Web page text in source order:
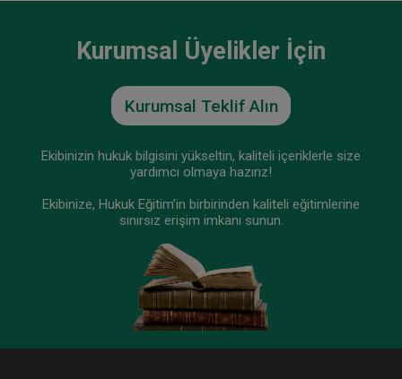
Kurumsal Üyelikler İçin
Kurumsal Teklif Alın
Ekibinizin hukuk bilgisini yükseltin, kaliteli içeriklerle size
yardımcı olmaya hazırız!
Ekibinize, Hukuk Eğitim’in birbirinden kaliteli eğitimlerine
sınırsız erişim imkanı sunun.